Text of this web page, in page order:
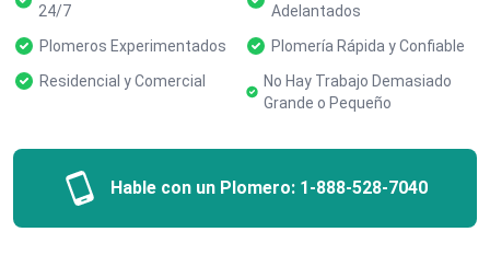
24/7
Adelantados
Plomeros Experimentados
Plomería Rápida y Confiable
Residencial y Comercial
No Hay Trabajo Demasiado
Grande o Pequeño
Hable con un Plomero: 1-888-528-7040